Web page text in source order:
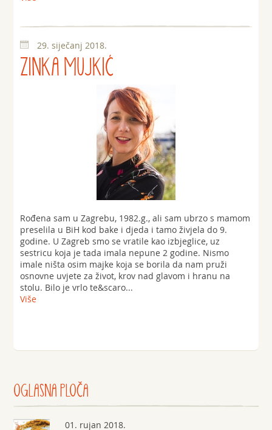
29. siječanj 2018.
ZINKA MUJKIĆ
Rođena sam u Zagrebu, 1982.g., ali sam ubrzo s mamom
preselila u BiH kod bake i djeda i tamo živjela do 9.
godine. U Zagreb smo se vratile kao izbjeglice, uz
sestricu koja je tada imala nepune 2 godine. Nismo
imale ništa osim majke koja se borila da nam pruži
osnovne uvjete za život, krov nad glavom i hranu na
stolu. Bilo je vrlo te&scaro...
Više
OGLASNA PLOČA
01. rujan 2018.